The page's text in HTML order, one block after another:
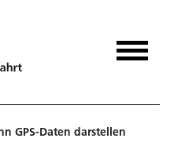
GPS-Daten darstellen